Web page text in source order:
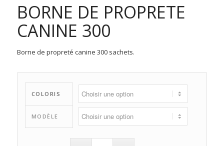
BORNE DE PROPRETE
CANINE 300
Borne de propreté canine 300 sachets.
COLORIS
MODÈLE